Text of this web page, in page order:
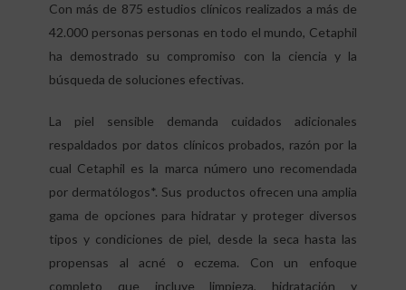
Con más de 875 estudios clínicos realizados a más de
42.000 personas personas en todo el mundo, Cetaphil
ha demostrado su compromiso con la ciencia y la
búsqueda de soluciones efectivas.
La piel sensible demanda cuidados adicionales
respaldados por datos clínicos probados, razón por la
cual Cetaphil es la marca número uno recomendada
por dermatólogos*. Sus productos ofrecen una amplia
gama de opciones para hidratar y proteger diversos
tipos y condiciones de piel, desde la seca hasta las
propensas al acné o eczema. Con un enfoque
completo que incluye limpieza, hidratación y